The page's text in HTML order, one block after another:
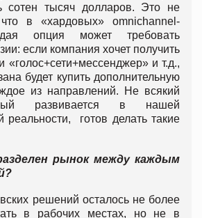
сотен тысяч долларов. Это не
в «хардовых» omnichannel-
опция может требовать
если компания хочет получить
«голос+сети+мессенджер» и т.д.,
будет купить дополнительную
из направлений. Не всякий
развивается в нашей
реальности, готов делать такие
рынок между каждым
решений осталось не более
в рабочих местах, но не в